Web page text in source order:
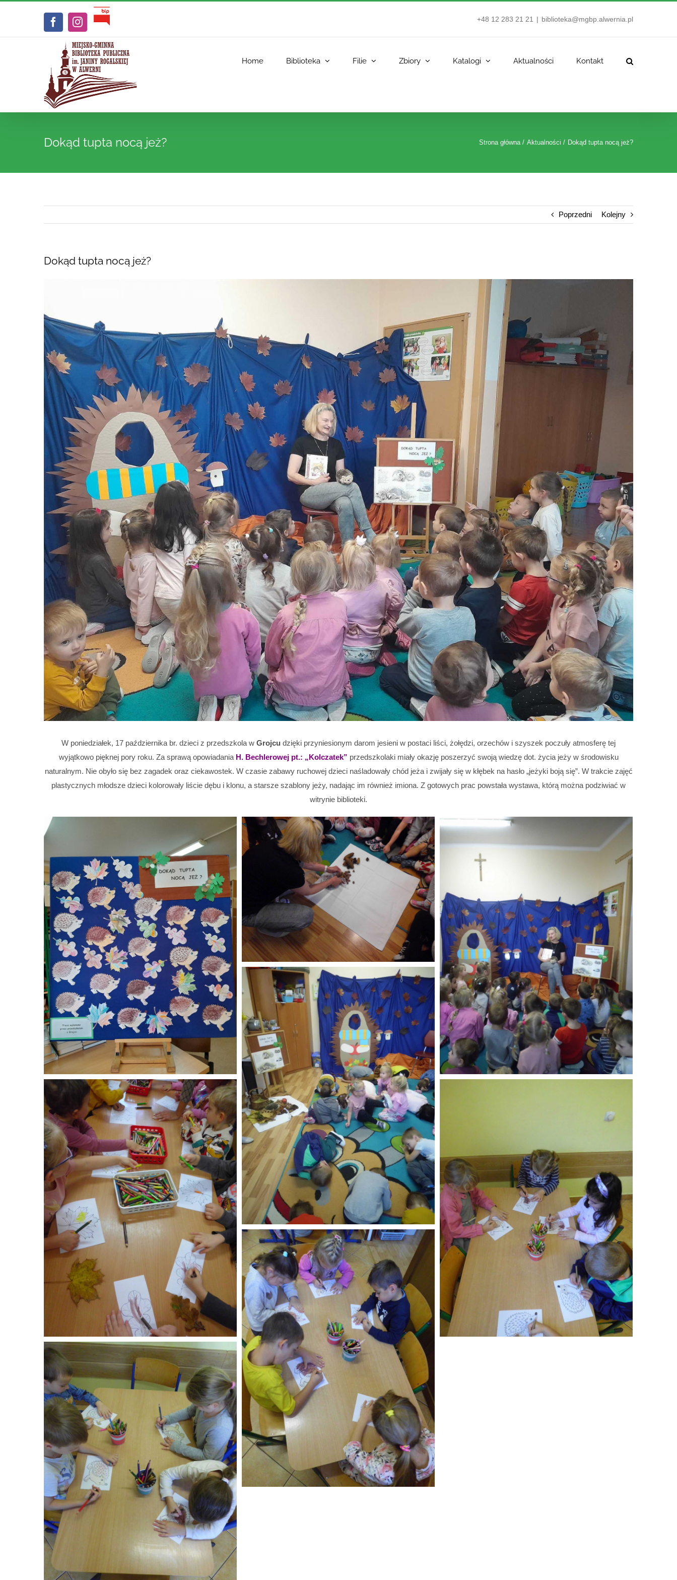
FacebookInstagram
Biuletyn
Publicznej
+48 12 283 21 21 | biblioteka@mgbp.alwernia.pl
Home Biblioteka Filie Zbiory Katalogi Aktualności Kontakt
Dokąd tupta nocą jeż? Strona główna Aktualności Dokąd tupta nocą jeż?
Poprzedni Kolejny
Dokąd tupta nocą jeż?
obrazek
W poniedziałek, 17 października br. dzieci z przedszkola w Grojcu dzięki przyniesionym darom jesieni w postaci liści, żołędzi, orzechów i szyszek poczuły atmosferę tej
wyjątkowo pięknej pory roku. Za sprawą opowiadania H. Bechlerowej pt.: „Kolczatek” przedszkolaki miały okazję poszerzyć swoją wiedzę dot. życia jeży w środowisku
naturalnym. Nie obyło się bez zagadek oraz ciekawostek. W czasie zabawy ruchowej dzieci naśladowały chód jeża i zwijały się w kłębek na hasło „jeżyki boją się”. W trakcie zajęć
plastycznych młodsze dzieci kolorowały liście dębu i klonu, a starsze szablony jeży, nadając im również imiona. Z gotowych prac powstała wystawa, którą można podziwiać w
witrynie biblioteki.